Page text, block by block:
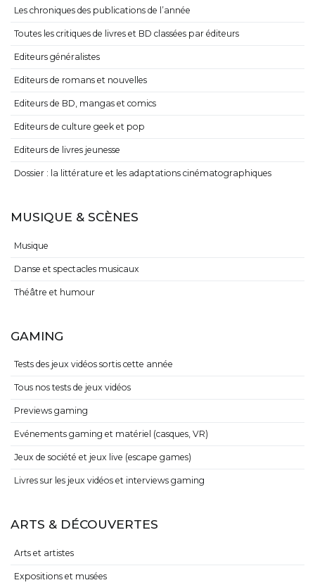
Les chroniques des publications de l’année
Toutes les critiques de livres et BD classées par éditeurs
Editeurs généralistes
Editeurs de romans et nouvelles
Editeurs de BD, mangas et comics
Editeurs de culture geek et pop
Editeurs de livres jeunesse
Dossier : la littérature et les adaptations cinématographiques
MUSIQUE & SCÈNES
Musique
Danse et spectacles musicaux
Théâtre et humour
GAMING
Tests des jeux vidéos sortis cette année
Tous nos tests de jeux vidéos
Previews gaming
Evénements gaming et matériel (casques, VR)
Jeux de société et jeux live (escape games)
Livres sur les jeux vidéos et interviews gaming
ARTS & DÉCOUVERTES
Arts et artistes
Expositions et musées